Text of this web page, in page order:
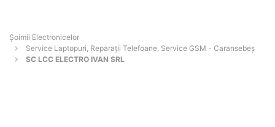
Șoimii Electronicelor
Service Laptopuri, Reparații Telefoane, Service GSM - Caransebeş
SC LCC ELECTRO IVAN SRL